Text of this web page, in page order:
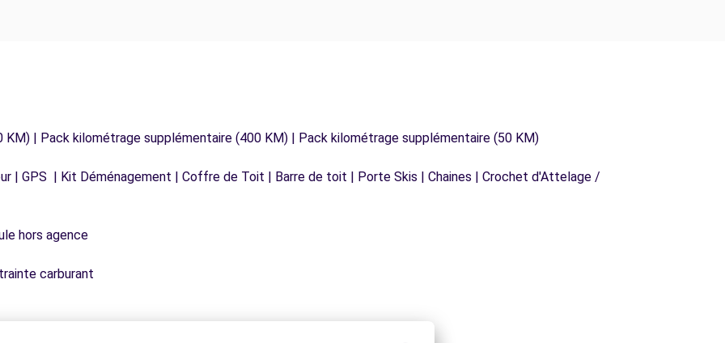
| Pack kilométrage supplémentaire (400 KM) | Pack kilométrage supplémentaire (50 KM)
| GPS | Kit Déménagement | Coffre de Toit | Barre de toit | Porte Skis | Chaines | Crochet d'Attelage /
hors agence
carburant